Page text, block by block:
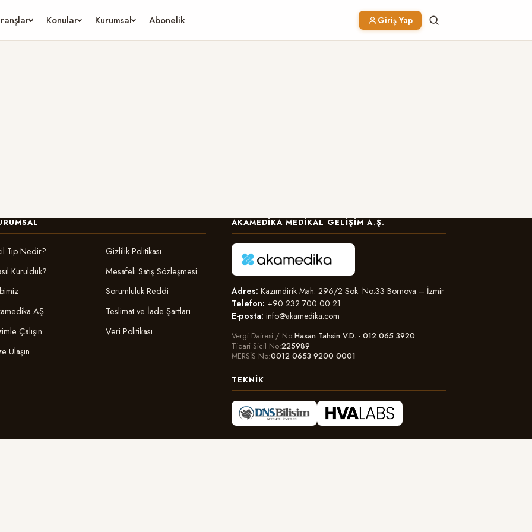
Konular Kurumsal Abonelik Giriş Yap
Tıp Nedir?
Kurulduk?
AŞ
Çalışın
Ulaşın
Gizlilik Politikası
Mesafeli Satış Sözleşmesi
Sorumluluk Reddi
Teslimat ve İade Şartları
Veri Politikası
AKAMEDIKA MEDIKAL GELIŞIM A.Ş.
Adres: Kazımdirik Mah. 296/2 Sok. No:33 Bornova – İzmir
Telefon: +90 232 700 00 21
E-posta: info@akamedika.com
Vergi Dairesi / No Hasan Tahsin V.D. · 012 065 3920
Ticari Sicil No 225989
MERSİS No 0012 0653 9200 0001
TEKNIK